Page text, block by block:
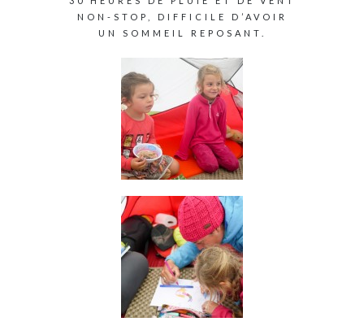
NON-STOP, DIFFICILE D’AVOIR
UN SOMMEIL REPOSANT.